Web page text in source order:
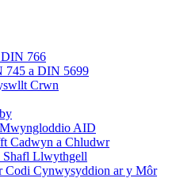
766
745 a DIN 5699
Crwn
AID
Cadwyn a Chludwr
Llwythgell
Codi Cynwysyddion ar y Môr